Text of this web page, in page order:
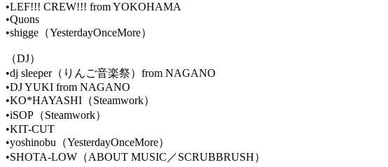
•LEF!!! CREW!!! from YOKOHAMA
•Quons
•shigge（YesterdayOnceMore）
（DJ）
•dj sleeper（りんご音楽祭）from NAGANO
•DJ YUKI from NAGANO
•KO*HAYASHI（Steamwork）
•iSOP（Steamwork）
•KIT-CUT
•yoshinobu（YesterdayOnceMore）
•SHOTA-LOW（ABOUT MUSIC／SCRUBBRUSH）